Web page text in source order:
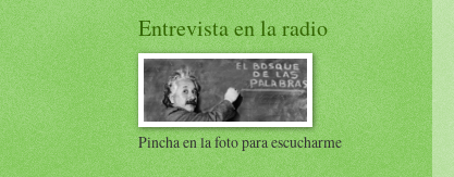
Entrevista en la radio
Pincha en la foto para escucharme